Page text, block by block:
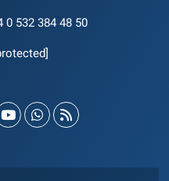
0 532 384 48 50